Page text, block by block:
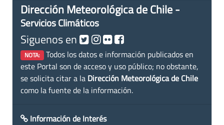
Dirección Meteorológica de Chile -
Servicios Climáticos
Siguenos en
NOTA: Todos los datos e información publicados en
este Portal son de acceso y uso público; no obstante,
se solicita citar a la Dirección Meteorológica de Chile
como la fuente de la información.
Información de Interés